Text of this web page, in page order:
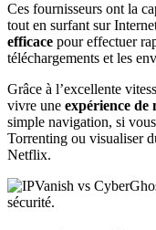
Ces fournisseurs ont la
tout en surfant sur
efficace pour effectuer
téléchargements et les
Grâce à l’excellente
vivre une expérience de
simple navigation, si
Torrenting ou visualiser
Netflix.